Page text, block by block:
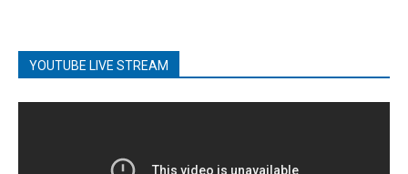
YOUTUBE LIVE STREAM